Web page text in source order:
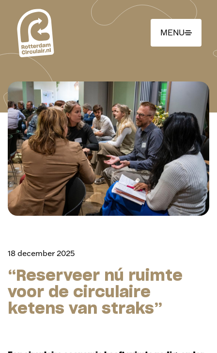
hoofdinhoud
MENU
18 december 2025
“Reserveer nú ruimte
voor de circulaire
ketens van straks”